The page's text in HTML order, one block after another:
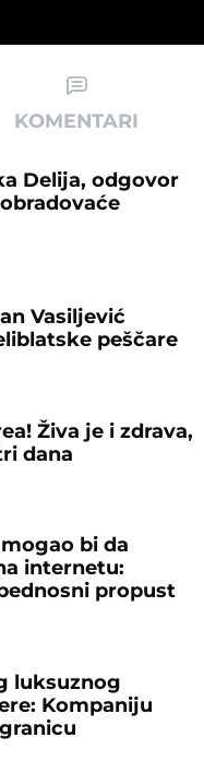
KOMENTARI
Delija, odgovor
Vasiljević
peščare
Živa je i zdrava,
dana
bi da
internetu:
propust
luksuznog
Kompaniju